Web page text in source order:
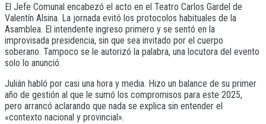
El Jefe Comunal encabezó el acto en el Teatro Carlos Gardel de
Valentín Alsina. La jornada evitó los protocolos habituales de la
Asamblea. El intendente ingreso primero y se sentó en la
improvisada presidencia, sin que sea invitado por el cuerpo
soberano. Tampoco se le autorizó la palabra, una locutora del evento
solo lo anunció.
Julián habló por casi una hora y media. Hizo un balance de su primer
año de gestión al que le sumó los compromisos para este 2025,
pero arrancó aclarando que nada se explica sin entender el
«contexto nacional y provincial».